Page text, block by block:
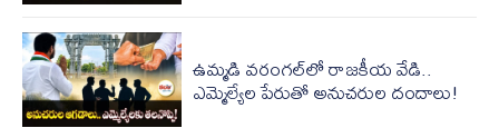
ఉమ్మడి వరంగల్‌లో రాజకీయ వేడి..
ఎమ్మెల్యేల పేరుతో అనుచరుల దందాలు!